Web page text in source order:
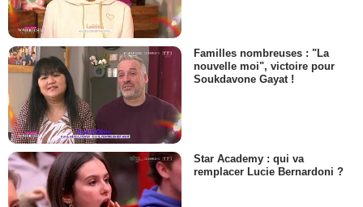
Familles nombreuses : "La
nouvelle moi", victoire pour
Soukdavone Gayat !
Star Academy : qui va
remplacer Lucie Bernardoni ?